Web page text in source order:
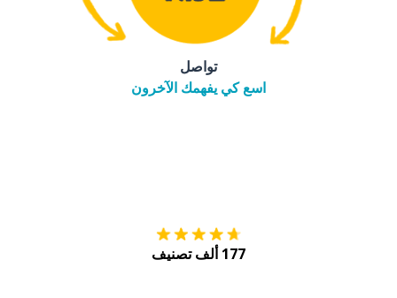
تواصل
اسع كي يفهمك الآخرون
177 ألف تصنيف